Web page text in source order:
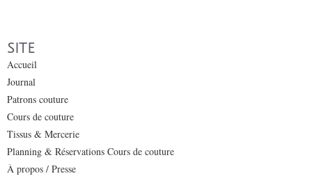
SITE
Accueil
Journal
Patrons couture
Cours de couture
Tissus & Mercerie
Planning & Réservations Cours de couture
À propos / Presse